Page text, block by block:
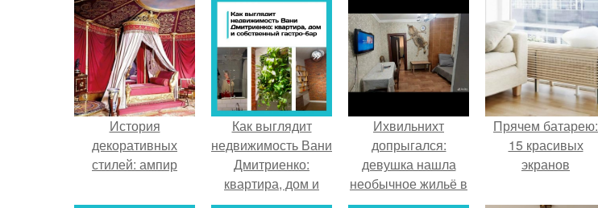
История
декоративных
стилей: ампир
Как выглядит
недвижимость Вани
Дмитриенко:
квартира, дом и
собственный гастро
Ихвильнихт
допрыгался:
девушка нашла
необычное жильё в
Пятигорске.
Прячем батарею:
15 красивых
экранов